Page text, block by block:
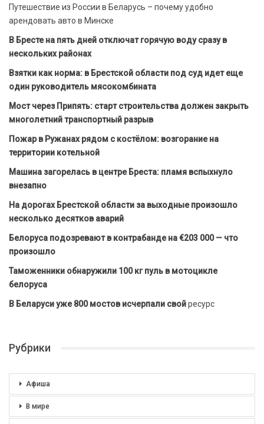
Путешествие из России в Беларусь – почему удобно
арендовать авто в Минске
В Бресте на пять дней отключат горячую воду сразу в
нескольких районах
Взятки как норма: в Брестской области под суд идет еще
один руководитель мясокомбината
Мост через Припять: старт строительства должен закрыть
многолетний транспортный разрыв
Пожар в Ружанах рядом с костёлом: возгорание на
территории котельной
Машина загорелась в центре Бреста: пламя вспыхнуло
внезапно
На дорогах Брестской области за выходные произошло
несколько десятков аварий
Белоруса подозревают в контрабанде на €203 000 — что
произошло
Таможенники обнаружили 100 кг пуль в мотоцикле
белоруса
В Беларуси уже 800 мостов исчерпали свойресурс
Рубрики
Афиша
В мире